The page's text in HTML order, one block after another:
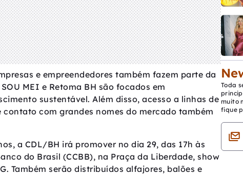
e empreendedores também fazem parte da
MEI e Retoma BH são focados em
sustentável. Além disso, acesso a linhas de
com grandes nomes do mercado também
a CDL/BH irá promover no dia 29, das 17h às
do Brasil (CCBB), na Praça da Liberdade, show
Também serão distribuídos alfajores, balões e
Toda
muito
fique